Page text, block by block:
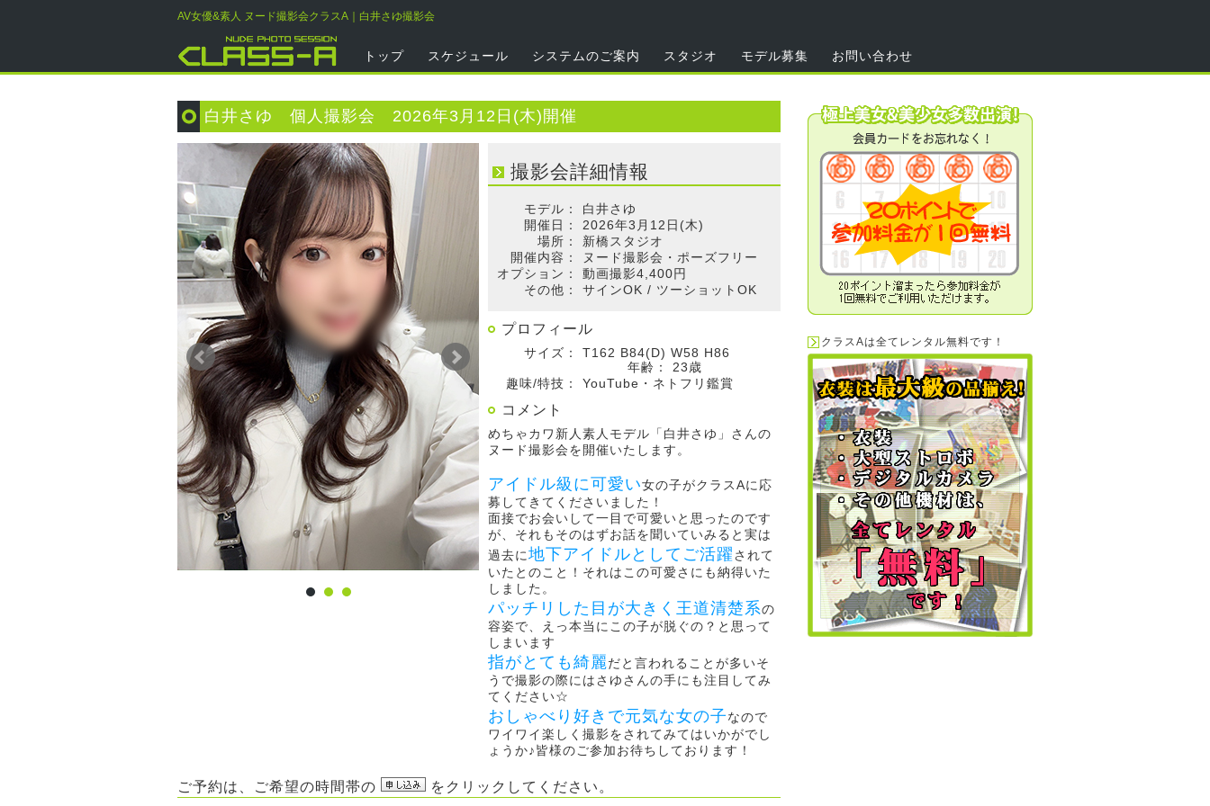
AV女優&素人 ヌード撮影会クラスA｜白井さゆ撮影会
トップ スケジュール システムのご案内 スタジオ モデル募集 お問い合わせ
白井さゆ 個人撮影会 2026年3月12日(木)開催
撮影会詳細情報
モデル：
白井さゆ
開催日：
2026年3月12日(木)
場所：
新橋スタジオ
開催内容：
ヌード撮影会・ポーズフリー
オプション：
動画撮影4,400円
その他：
サインOK / ツーショットOK
プロフィール
サイズ：
T162 B84(D) W58 H86
年齢：
23歳
趣味/特技：
YouTube・ネトフリ鑑賞
コメント
めちゃカワ新人素人モデル「白井さゆ」さんの
ヌード撮影会を開催いたします。
アイドル級に可愛い女の子がクラスAに応
募してきてくださいました！
面接でお会いして一目で可愛いと思ったのです
が、それもそのはずお話を聞いていみると実は
過去に地下アイドルとしてご活躍されて
いたとのこと！それはこの可愛さにも納得いた
しました。
パッチリした目が大きく王道清楚系の
容姿で、えっ本当にこの子が脱ぐの？と思って
しまいます
指がとても綺麗だと言われることが多いそ
うで撮影の際にはさゆさんの手にも注目してみ
てください☆
おしゃべり好きで元気な女の子なので
ワイワイ楽しく撮影をされてみてはいかがでし
ょうか♪皆様のご参加お待ちしております！
ご予約は、ご希望の時間帯の をクリックしてください。
クラスAは全てレンタル無料です！